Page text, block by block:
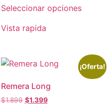
Seleccionar opciones
Vista rapida
¡Oferta!
Remera Long
$1.899 $1.399